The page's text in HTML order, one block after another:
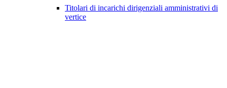
Titolari di incarichi dirigenziali amministrativi di
vertice